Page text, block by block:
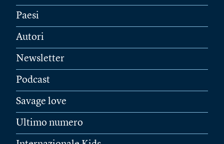
Paesi
Autori
Newsletter
Podcast
Savage love
Ultimo numero